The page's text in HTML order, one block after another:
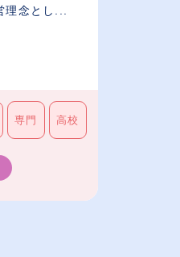
念とし...
専門 高校